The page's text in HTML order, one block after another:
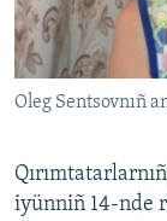
Русский
Українською
Oleg Sentsovnıñ
iyünniñ 14-nde